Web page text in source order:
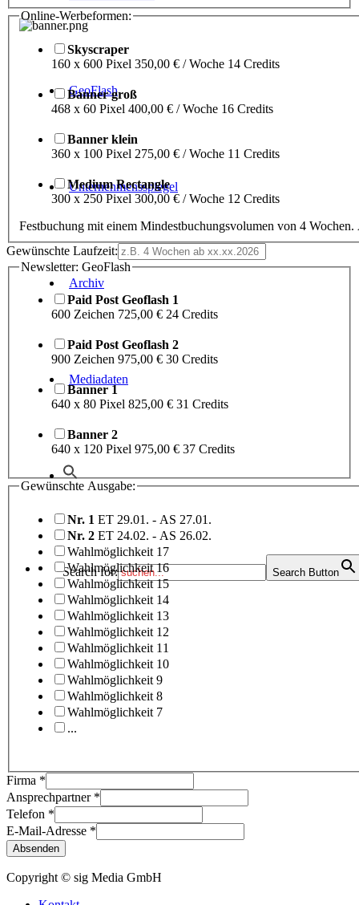
GeoFlash
Unternehmensspiegel
Archiv
Mediadaten
Search for: Search Button
Online-Werbeformen:
Skyscraper
160 x 600 Pixel 350,00 € / Woche 14 Credits
Banner groß
468 x 60 Pixel 400,00 € / Woche 16 Credits
Banner klein
360 x 100 Pixel 275,00 € / Woche 11 Credits
Medium Rectangle
300 x 250 Pixel 300,00 € / Woche 12 Credits
Festbuchung mit einem Mindestbuchungsvolumen von 4
Gewünschte Laufzeit:
Newsletter: GeoFlash
Paid Post Geoflash 1
600 Zeichen 725,00 € 24 Credits
Paid Post Geoflash 2
900 Zeichen 975,00 € 30 Credits
Banner 1
640 x 80 Pixel 825,00 € 31 Credits
Banner 2
640 x 120 Pixel 975,00 € 37 Credits
Gewünschte Ausgabe:
Nr. 1 ET 29.01. - AS 27.01.
Nr. 2 ET 24.02. - AS 26.02.
Wahlmöglichkeit 17
Wahlmöglichkeit 16
Wahlmöglichkeit 15
Wahlmöglichkeit 14
Wahlmöglichkeit 13
Wahlmöglichkeit 12
Wahlmöglichkeit 11
Wahlmöglichkeit 10
Wahlmöglichkeit 9
Wahlmöglichkeit 8
Wahlmöglichkeit 7
...
Firma *
Ansprechpartner *
Telefon *
E-Mail-Adresse *
Absenden
Copyright © sig Media GmbH